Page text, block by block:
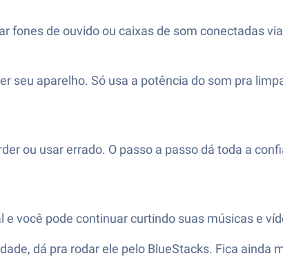
fones de ouvido ou caixas de som conectadas
aparelho. Só usa a potência do som pra
ou usar errado. O passo a passo dá toda a
você pode continuar curtindo suas músicas e
dá pra rodar ele pelo BlueStacks. Fica ainda